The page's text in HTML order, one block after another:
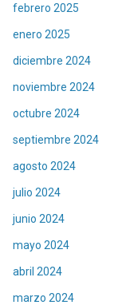
febrero 2025
enero 2025
diciembre 2024
noviembre 2024
octubre 2024
septiembre 2024
agosto 2024
julio 2024
junio 2024
mayo 2024
abril 2024
marzo 2024